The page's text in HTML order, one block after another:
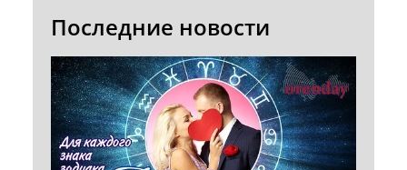
Последние новости